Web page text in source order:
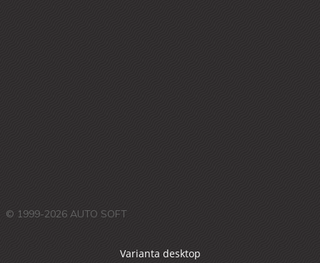
© 1999-2026 AUTO SOFT
Varianta desktop